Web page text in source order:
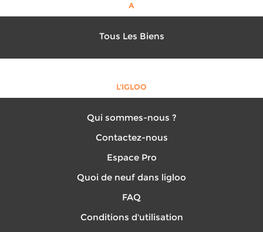
A
Tous Les Biens
L'IGLOO
Qui sommes-nous ?
Contactez-nous
Espace Pro
Quoi de neuf dans ligloo
FAQ
Conditions d'utilisation